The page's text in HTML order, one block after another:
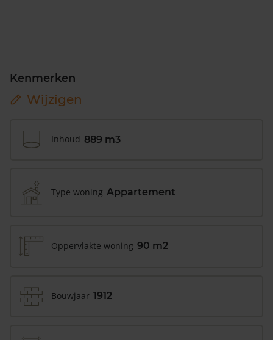
Kenmerken
Wijzigen
Inhoud 889 m3
Type woning Appartement
Oppervlakte woning 90 m2
Bouwjaar 1912